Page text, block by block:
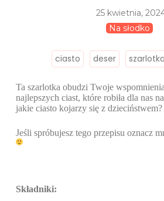
25 kwietnia,
Na słodko
ciasto deser szarlotka
Ta szarlotka obudzi Twoje
najlepszych ciast, które robiła dla nas
jakie ciasto kojarzy się z dzieciństwem?
Jeśli spróbujesz tego przepisu oznacz
Składniki: